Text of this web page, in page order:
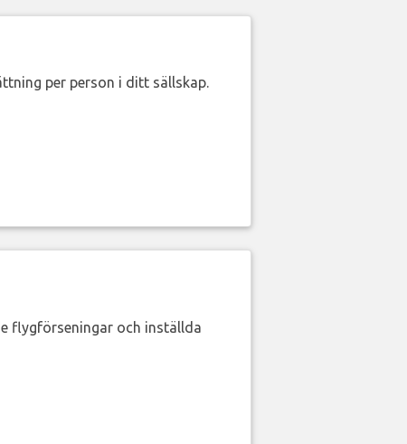
per person i ditt sällskap.
flygförseningar och inställda